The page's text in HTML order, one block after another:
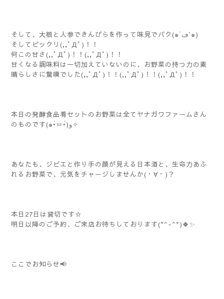
そして、大根と人参できんぴらを作って味見でパク(๑´ڡ`๑)
そしてビックリ(,,ﾟДﾟ)！！
何この甘さ(,,ﾟДﾟ)！！(,,ﾟДﾟ)！！
甘くなる調味料は一切加えていないのに、お野菜の持つ力の素
晴らしさに驚嘆でした(,,ﾟДﾟ)！！(,,ﾟДﾟ)！！(,,ﾟДﾟ)！！
本日の発酵食品肴セットのお野菜は全てヤナガワファームさん
のものです(๑•̀ㅂ•́)و✧
あなたも、ジビエと作り手の顔が見える日本酒と、生命力あふ
れるお野菜で、元気をチャージしませんか(・∀・)？
本日27日は貸切です☆
明日以降のご予約、ご来店お待ちしております(*^-^*)🍀✨️
ここでお知らせ📢